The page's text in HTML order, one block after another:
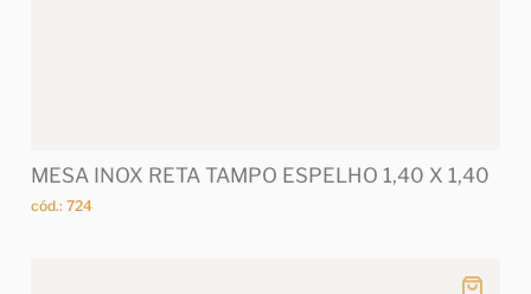
MESA INOX RETA TAMPO ESPELHO 1,40 X 1,40
cód.: 724